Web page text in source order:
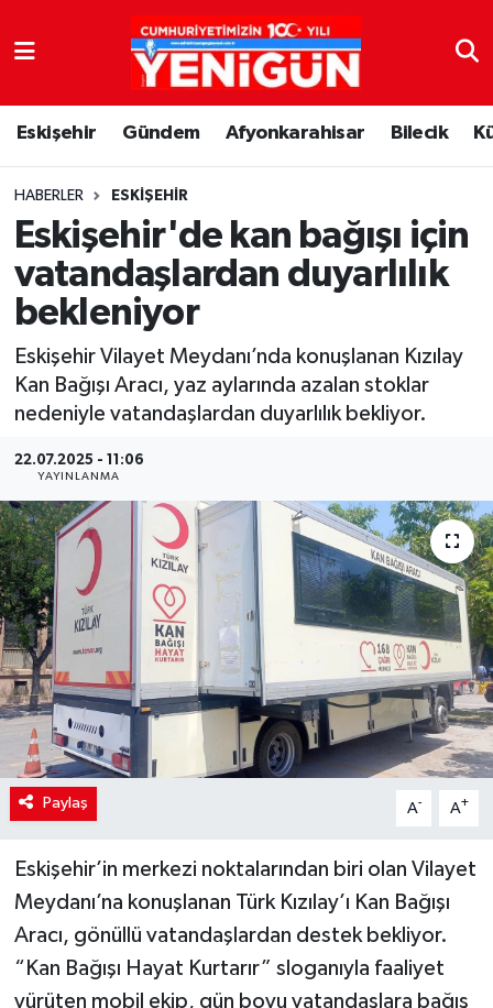
Eskişehir Gündem Afyonkarahisar Bilecik
HABERLER ESKIŞEHIR
Eskişehir'de kan bağışı için
vatandaşlardan duyarlılık
bekleniyor
Eskişehir Vilayet Meydanı’nda konuşlanan Kızılay
Kan Bağışı Aracı, yaz aylarında azalan stoklar
nedeniyle vatandaşlardan duyarlılık bekliyor.
22.07.2025 - 11:06
YAYINLANMA
Paylaş A- A+
Eskişehir’in merkezi noktalarından biri olan Vilayet
Meydanı’na konuşlanan Türk Kızılay’ı Kan Bağışı
Aracı, gönüllü vatandaşlardan destek bekliyor.
“Kan Bağışı Hayat Kurtarır” sloganıyla faaliyet
yürüten mobil ekip, gün boyu vatandaşlara bağış
Nöbetçi Eczaneler
Hava Durumu
Trafik Durumu
Süper Lig Puan Durumu ve Fikstür
Tüm Manşetler
Son Dakika Haberleri
Haber Arşivi